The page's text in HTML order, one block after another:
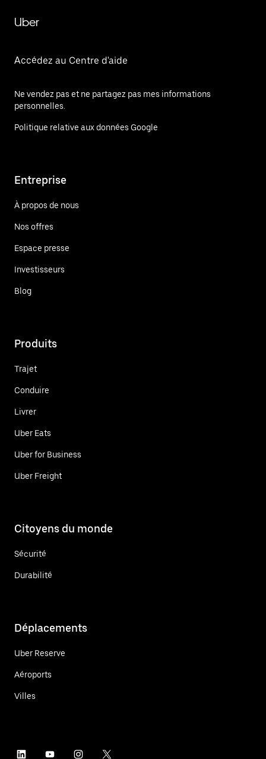
Uber
Accédez au Centre d'aide
Ne vendez pas et ne partagez pas mes informations
personnelles.
Politique relative aux données Google
Entreprise
À propos de nous
Nos offres
Espace presse
Investisseurs
Blog
Produits
Trajet
Conduire
Livrer
Uber Eats
Uber for Business
Uber Freight
Citoyens du monde
Sécurité
Durabilité
Déplacements
Uber Reserve
Aéroports
Villes